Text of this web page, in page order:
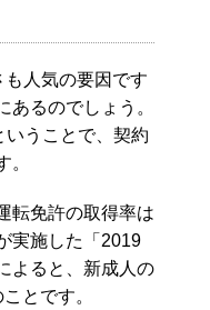
人気の要因です
あるのでしょう。
うことで、契約
。
転免許の取得率は
実施した「2019
よると、新成人の
とです。